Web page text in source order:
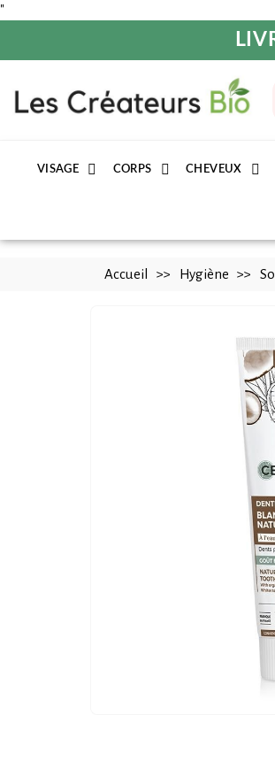
"
VISAGE CORPS CHEVEUX
Accueil Hygiène